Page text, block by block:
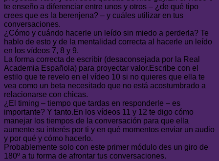
te enseño a diferenciar entre unos y otros – ¿de qué tipo
crees que es la berenjena? – y cuáles utilizar en tus
conversaciones.
¿Cómo y cuándo hacerle un leído sin miedo a perderla? Te
hablo de esto y de la mentalidad correcta al hacerle un leído
en los vídeos 7, 8 y 9.
La forma correcta de escribir (desaconsejada por la Real
Academia Española) para proyectar valor.Escribe con el
estilo que te revelo en el vídeo 10 si no quieres que ella te
vea como un beta necesitado que no está acostumbrado a
relacionarse con chicas.
¿El timing – tiempo que tardas en responderle – es
importante? Y tanto.En los vídeos 11 y 12 te digo cómo
manejar los tiempos de la conversación para que ella
aumente su interés por ti y en qué momentos enviar un audio
y por qué y cómo hacerlo.
Probablemente solo con este primer módulo des un giro de
180º a tu forma de afrontar tus conversaciones.